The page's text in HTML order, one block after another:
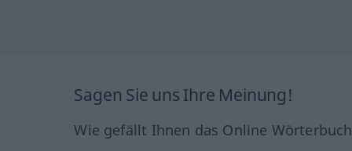
Sagen Sie uns Ihre Meinung!
Wie gefällt Ihnen das Online